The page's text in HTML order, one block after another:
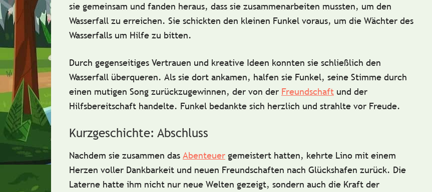
sie gemeinsam und fanden heraus, dass sie zusammenarbeiten mussten, um den
Wasserfall zu erreichen. Sie schickten den kleinen Funkel voraus, um die Wächter des
Wasserfalls um Hilfe zu bitten.
Durch gegenseitiges Vertrauen und kreative Ideen konnten sie schließlich den
Wasserfall überqueren. Als sie dort ankamen, halfen sie Funkel, seine Stimme durch
einen mutigen Song zurückzugewinnen, der von der Freundschaft und der
Hilfsbereitschaft handelte. Funkel bedankte sich herzlich und strahlte vor Freude.
Kurzgeschichte: Abschluss
Nachdem sie zusammen das Abenteuer gemeistert hatten, kehrte Lino mit einem
Herzen voller Dankbarkeit und neuen Freundschaften nach Glückshafen zurück. Die
Laterne hatte ihm nicht nur neue Welten gezeigt, sondern auch die Kraft der